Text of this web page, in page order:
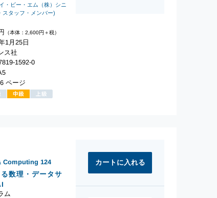
・ビー・エム（株）シニ
スタッフ・メンバー)
（本体：2,600円＋税）
1月25日
ス社
1592-0
ページ
数理・データサ
ム
Computing 124